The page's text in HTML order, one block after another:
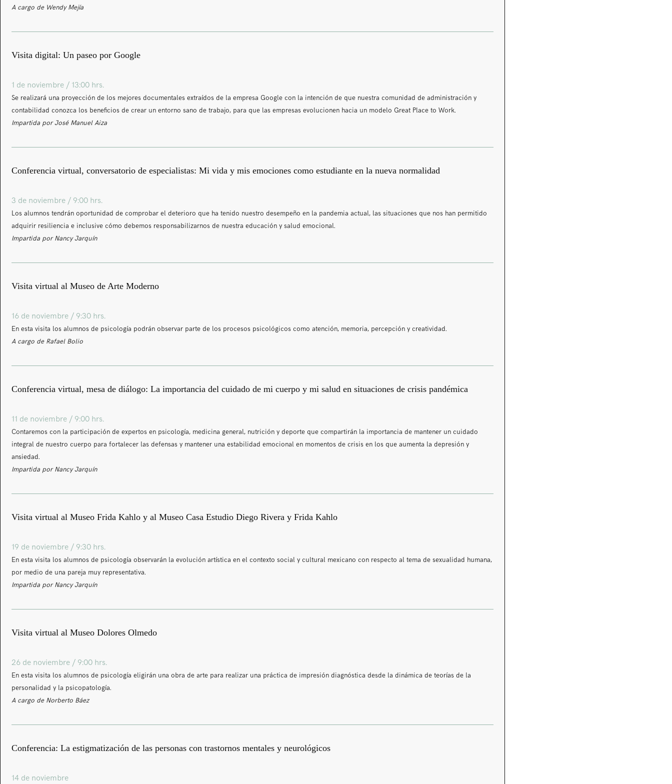
A cargo de Wendy Mejía
Visita digital: Un paseo por Google
1 de noviembre / 13:00 hrs.
Se realizará una proyección de los mejores documentales extraídos de la empresa Google con la intención de que nuestra comunidad de administración y
contabilidad conozca los beneficios de crear un entorno sano de trabajo, para que las empresas evolucionen hacia un modelo Great Place to Work.
Impartida por José Manuel Aiza
Conferencia virtual, conversatorio de especialistas: Mi vida y mis emociones como estudiante en la nueva normalidad
3 de noviembre / 9:00 hrs.
Los alumnos tendrán oportunidad de comprobar el deterioro que ha tenido nuestro desempeño en la pandemia actual, las situaciones que nos han permitido
adquirir resiliencia e inclusive cómo debemos responsabilizarnos de nuestra educación y salud emocional.
Impartida por Nancy Jarquín
Visita virtual al Museo de Arte Moderno
16 de noviembre / 9:30 hrs.
En esta visita los alumnos de psicología podrán observar parte de los procesos psicológicos como atención, memoria, percepción y creatividad.
A cargo de Rafael Bolio
Conferencia virtual, mesa de diálogo: La importancia del cuidado de mi cuerpo y mi salud en situaciones de crisis pandémica
11 de noviembre / 9:00 hrs.
Contaremos con la participación de expertos en psicología, medicina general, nutrición y deporte que compartirán la importancia de mantener un cuidado
integral de nuestro cuerpo para fortalecer las defensas y mantener una estabilidad emocional en momentos de crisis en los que aumenta la depresión y
ansiedad.
Impartida por Nancy Jarquín
Visita virtual al Museo Frida Kahlo y al Museo Casa Estudio Diego Rivera y Frida Kahlo
19 de noviembre / 9:30 hrs.
En esta visita los alumnos de psicología observarán la evolución artística en el contexto social y cultural mexicano con respecto al tema de sexualidad humana,
por medio de una pareja muy representativa.
Impartida por Nancy Jarquín
Visita virtual al Museo Dolores Olmedo
26 de noviembre / 9:00 hrs.
En esta visita los alumnos de psicología eligirán una obra de arte para realizar una práctica de impresión diagnóstica desde la dinámica de teorías de la
personalidad y la psicopatología.
A cargo de Norberto Báez
Conferencia: La estigmatización de las personas con trastornos mentales y neurológicos
14 de noviembre